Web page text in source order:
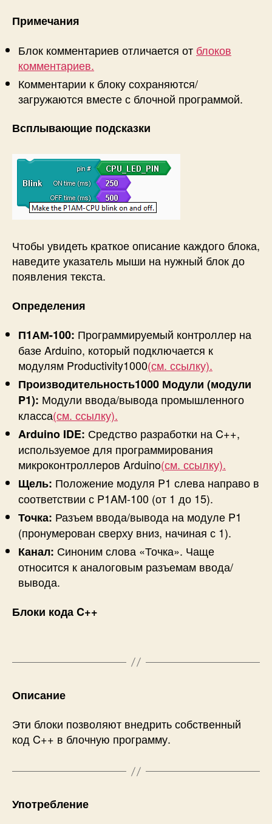
Примечания
Блок комментариев отличается от блоков
комментариев.
Комментарии к блоку сохраняются/
загружаются вместе с блочной программой.
Всплывающие подсказки
Чтобы увидеть краткое описание каждого блока,
наведите указатель мыши на нужный блок до
появления текста.
Определения
П1АМ-100: Программируемый контроллер на
базе Arduino, который подключается к
модулям Productivity1000(см. ссылку).
Производительность1000 Модули (модули
P1): Модули ввода/вывода промышленного
класса(см. ссылку).
Arduino IDE: Средство разработки на C++,
используемое для программирования
микроконтроллеров Arduino(см. ссылку).
Щель: Положение модуля P1 слева направо в
соответствии с P1AM-100 (от 1 до 15).
Точка: Разъем ввода/вывода на модуле P1
(пронумерован сверху вниз, начиная с 1).
Канал: Синоним слова «Точка». Чаще
относится к аналоговым разъемам ввода/
вывода.
Блоки кода C++
Описание
Эти блоки позволяют внедрить собственный
код C++ в блочную программу.
Употребление